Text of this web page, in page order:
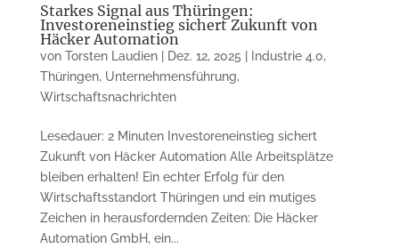
Starkes Signal aus Thüringen:
Investoreneinstieg sichert Zukunft von
Häcker Automation
von Torsten Laudien| Dez. 12, 2025 Industrie 4.0,
Thüringen, Unternehmensführung,
Wirtschaftsnachrichten
Lesedauer: 2 Minuten Investoreneinstieg sichert
Zukunft von Häcker Automation Alle Arbeitsplätze
bleiben erhalten! Ein echter Erfolg für den
Wirtschaftsstandort Thüringen und ein mutiges
Zeichen in herausfordernden Zeiten: Die Häcker
Automation GmbH, ein...